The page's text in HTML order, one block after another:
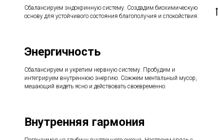
Сбалансируем эндокринную систему. Создадим биохимическую
основу для устойчивого состояния благополучия и спокойствия.
Энергичность
Сбалансируем и укрепим нервную систему. Пробудим и
интегрируем внутреннюю энергию. Сожжем ментальный мусор,
мешающий видеть ясно и действовать своевременно.
Внутренняя гармония